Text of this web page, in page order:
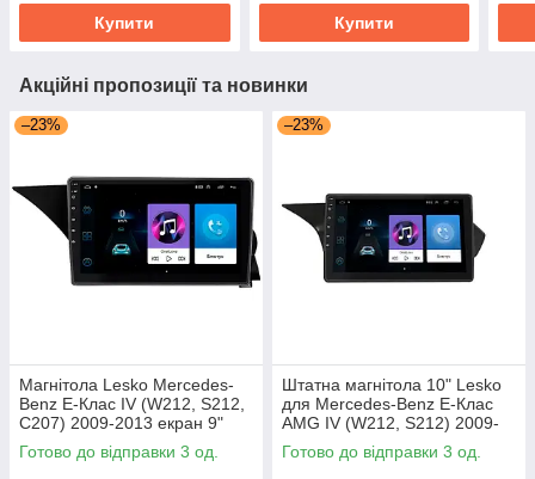
Купити Купити
Акційні пропозиції та новинки
–23%
Магнітола Lesko Mercedes-
Benz E-Клас IV (W212, S212,
C207) 2009-2013 екран 9"
1/16Gb Wi-Fi GPS Base
Готово до відправки 3 од.
–23%
Штатна магнітола 10" Lesko
для Mercedes-Benz E-Клас
AMG IV (W212, S212) 2009-
2013 1/16Gb Wi-Fi GPS Base
Готово до відправки 3 од.